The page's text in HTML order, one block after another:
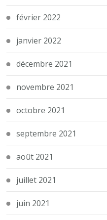
février 2022
janvier 2022
décembre 2021
novembre 2021
octobre 2021
septembre 2021
août 2021
juillet 2021
juin 2021